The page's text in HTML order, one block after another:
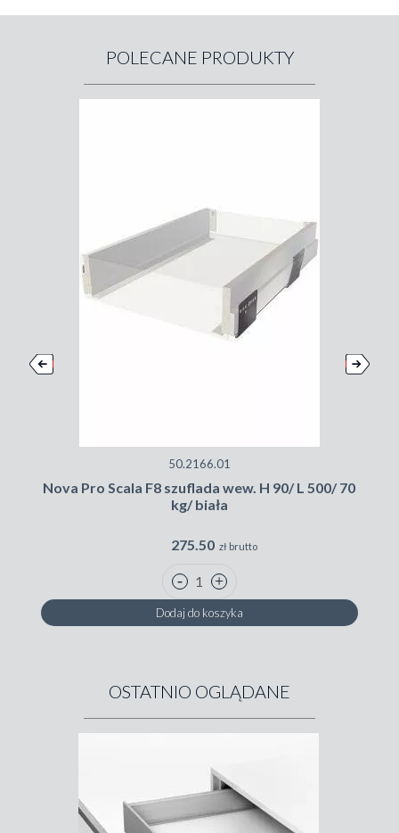
POLECANE PRODUKTY
50.2166.01
Nova Pro Scala F8 szuflada wew. H 90/ L 500/ 70
kg/ biała
275.50 zł brutto
Dodaj do koszyka
OSTATNIO OGLĄDANE